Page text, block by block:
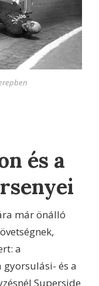
és a
már önálló
a
gyorsulási- és a
Superside